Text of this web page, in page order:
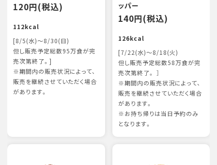
120円(税込)
112kcal
[8/5(水)～8/30(日)
但し販売予定総数95万食が完
売次第終了。]
※期間内の販売状況によって、
販売を継続させていただく場合
があります。
ッパー
140円(税込)
126kcal
[7/22(水)～8/18(火)
但し販売予定総数58万食が完
売次第終了。 ］
※期間内の販売状況によって、
販売を継続させていただく場合
があります。
※お持ち帰りは当日予約のみ
となります。